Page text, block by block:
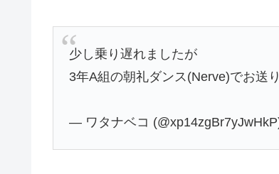
少し乗り遅れましたが
3年A組の朝礼ダンス(Nerve)でお送
— ワタナベコ